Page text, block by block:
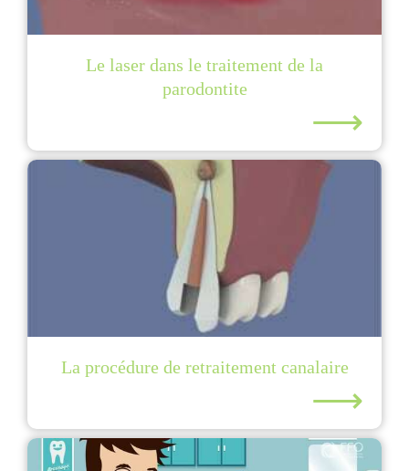
Le laser dans le traitement de la
parodontite
⟶
La procédure de retraitement canalaire
⟶